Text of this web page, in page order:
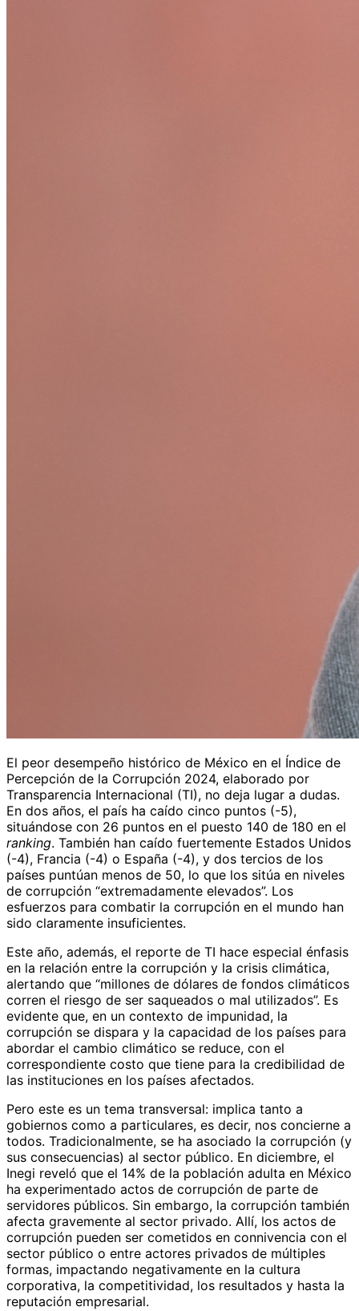
El peor desempeño histórico de México en el Índice de
Percepción de la Corrupción 2024, elaborado por
Transparencia Internacional (TI), no deja lugar a dudas.
En dos años, el país ha caído cinco puntos (-5),
situándose con 26 puntos en el puesto 140 de 180 en el
ranking. También han caído fuertemente Estados Unidos
(-4), Francia (-4) o España (-4), y dos tercios de los
países puntúan menos de 50, lo que los sitúa en niveles
de corrupción “extremadamente elevados”. Los
esfuerzos para combatir la corrupción en el mundo han
sido claramente insuficientes.
Este año, además, el reporte de TI hace especial énfasis
en la relación entre la corrupción y la crisis climática,
alertando que “millones de dólares de fondos climáticos
corren el riesgo de ser saqueados o mal utilizados”. Es
evidente que, en un contexto de impunidad, la
corrupción se dispara y la capacidad de los países para
abordar el cambio climático se reduce, con el
correspondiente costo que tiene para la credibilidad de
las instituciones en los países afectados.
Pero este es un tema transversal: implica tanto a
gobiernos como a particulares, es decir, nos concierne a
todos. Tradicionalmente, se ha asociado la corrupción (y
sus consecuencias) al sector público. En diciembre, el
Inegi reveló que el 14% de la población adulta en México
ha experimentado actos de corrupción de parte de
servidores públicos. Sin embargo, la corrupción también
afecta gravemente al sector privado. Allí, los actos de
corrupción pueden ser cometidos en connivencia con el
sector público o entre actores privados de múltiples
formas, impactando negativamente en la cultura
corporativa, la competitividad, los resultados y hasta la
reputación empresarial.